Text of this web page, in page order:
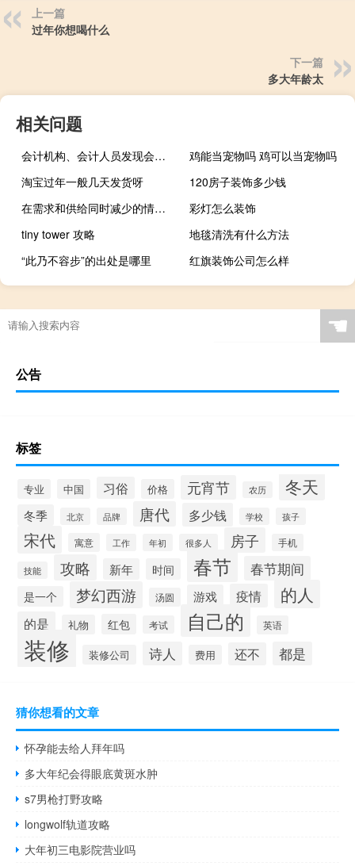
上一篇
过年你想喝什么
下一篇
多大年龄太
相关问题
会计机构、会计人员发现会计账簿记录与实物、款项及有关资料不相符的，按照规定有权自行处理的应当
鸡能当宠物吗 鸡可以当宠物吗
淘宝过年一般几天发货呀
120房子装饰多少钱
在需求和供给同时减少的情况下将出现
彩灯怎么装饰
tiny tower 攻略
地毯清洗有什么方法
“此乃不容步”的出处是哪里
红旗装饰公司怎么样
☚
公告
标签
专业 中国 习俗 价格 元宵节 农历 冬天
冬季 北京 品牌 唐代 多少钱 学校 孩子
宋代 寓意 工作 年初 很多人 房子 手机
技能 攻略 新年 时间 春节 春节期间
是一个 梦幻西游 汤圆 游戏 疫情 的人
的是 礼物 红包 考试 自己的 英语
装修 装修公司 诗人 费用 还不 都是
猜你想看的文章
怀孕能去给人拜年吗
多大年纪会得眼底黄斑水肿
s7男枪打野攻略
longwolf轨道攻略
大年初三电影院营业吗